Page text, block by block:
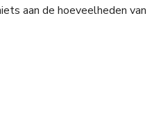
aan de hoeveelheden van